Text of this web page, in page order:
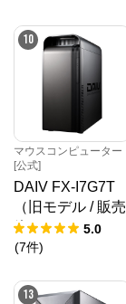
10
マウスコンピューター
[公式]
DAIV FX-I7G7T
（旧モデル / 販売
終了）
5.0
(7件)
13